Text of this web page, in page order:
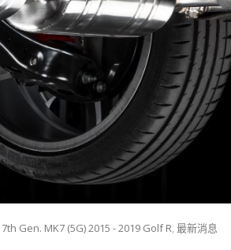
7th Gen. MK7 (5G) 2015 - 2019 Golf R,最新消息